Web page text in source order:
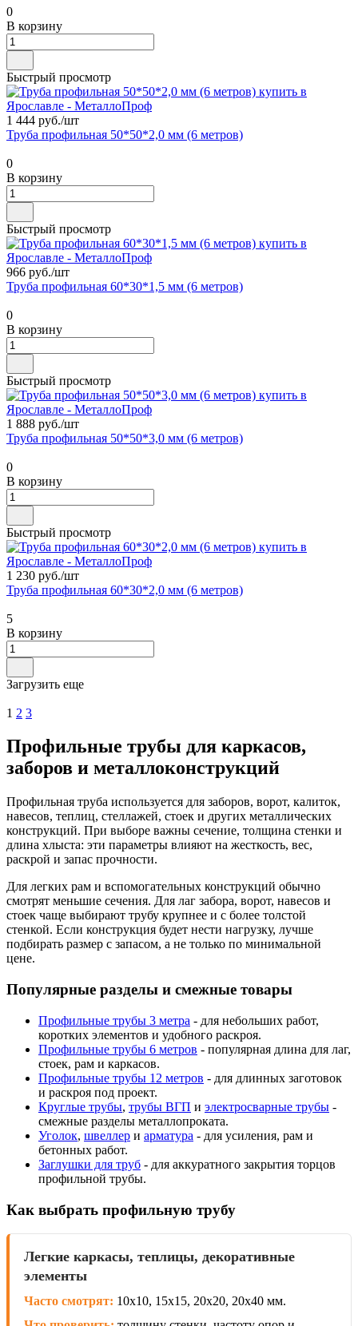
0
В корзину
Быстрый просмотр
1 444 руб./шт
Труба профильная 50*50*2,0 мм (6 метров)
0
В корзину
Быстрый просмотр
966 руб./шт
Труба профильная 60*30*1,5 мм (6 метров)
0
В корзину
Быстрый просмотр
1 888 руб./шт
Труба профильная 50*50*3,0 мм (6 метров)
0
В корзину
Быстрый просмотр
1 230 руб./шт
Труба профильная 60*30*2,0 мм (6 метров)
5
В корзину
Загрузить еще
1 2 3
Профильные трубы для каркасов,
заборов и металлоконструкций
Профильная труба используется для заборов, ворот, калиток,
навесов, теплиц, стеллажей, стоек и других металлических
конструкций. При выборе важны сечение, толщина стенки и
длина хлыста: эти параметры влияют на жесткость, вес,
раскрой и запас прочности.
Для легких рам и вспомогательных конструкций обычно
смотрят меньшие сечения. Для лаг забора, ворот, навесов и
стоек чаще выбирают трубу крупнее и с более толстой
стенкой. Если конструкция будет нести нагрузку, лучше
подбирать размер с запасом, а не только по минимальной
цене.
Популярные разделы и смежные товары
Профильные трубы 3 метра - для небольших работ,
коротких элементов и удобного раскроя.
Профильные трубы 6 метров - популярная длина для лаг,
стоек, рам и каркасов.
Профильные трубы 12 метров - для длинных заготовок
и раскроя под проект.
Круглые трубы, трубы ВГП и электросварные трубы -
смежные разделы металлопроката.
Уголок, швеллер и арматура - для усиления, рам и
бетонных работ.
Заглушки для труб - для аккуратного закрытия торцов
профильной трубы.
Как выбрать профильную трубу
Легкие каркасы, теплицы, декоративные
элементы
Часто смотрят: 10x10, 15x15, 20x20, 20x40 мм.